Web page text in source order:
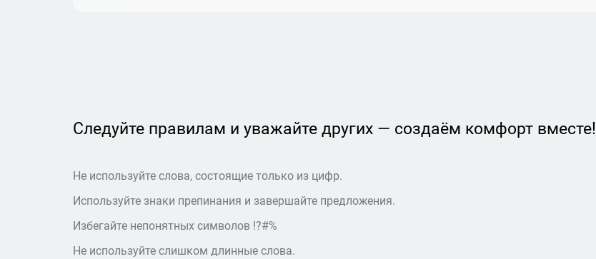
Следуйте правилам и уважайте других — создаём комфорт вместе!
Не используйте слова, состоящие только из цифр.
Используйте знаки препинания и завершайте предложения.
Избегайте непонятных символов !?#%
Не используйте слишком длинные слова.